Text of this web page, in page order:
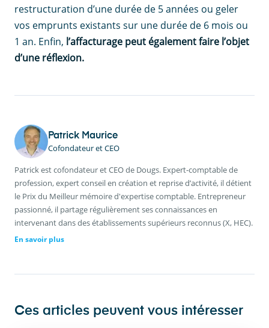
restructuration d’une durée de 5 années ou geler
vos emprunts existants sur une durée de 6 mois ou
1 an. Enfin, l’affacturage peut également faire l’objet
d’une réflexion.
Patrick Maurice
Cofondateur et CEO
Patrick est cofondateur et CEO de Dougs. Expert-comptable de
profession, expert conseil en création et reprise d’activité, il détient
le Prix du Meilleur mémoire d'expertise comptable. Entrepreneur
passionné, il partage régulièrement ses connaissances en
intervenant dans des établissements supérieurs reconnus (X, HEC).
En savoir plus
Ces articles peuvent vous intéresser